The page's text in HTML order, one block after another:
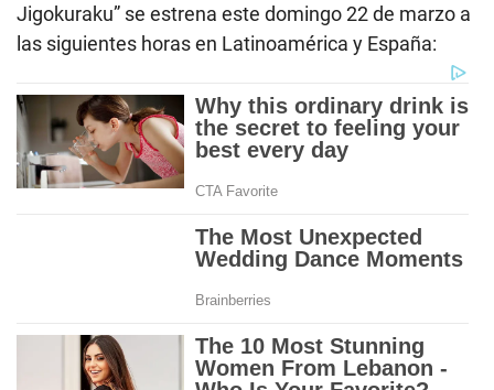
Jigokuraku” se estrena este domingo 22 de marzo a
las siguientes horas en Latinoamérica y España: